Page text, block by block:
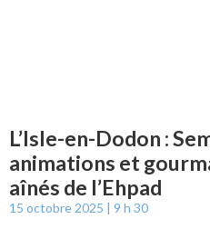
L’Isle-en-Dodon :
animations et
aînés de l’Ehpad
15 octobre 2025 9 h 30